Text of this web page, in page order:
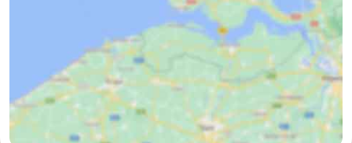
Zierikzee
Natuur
-